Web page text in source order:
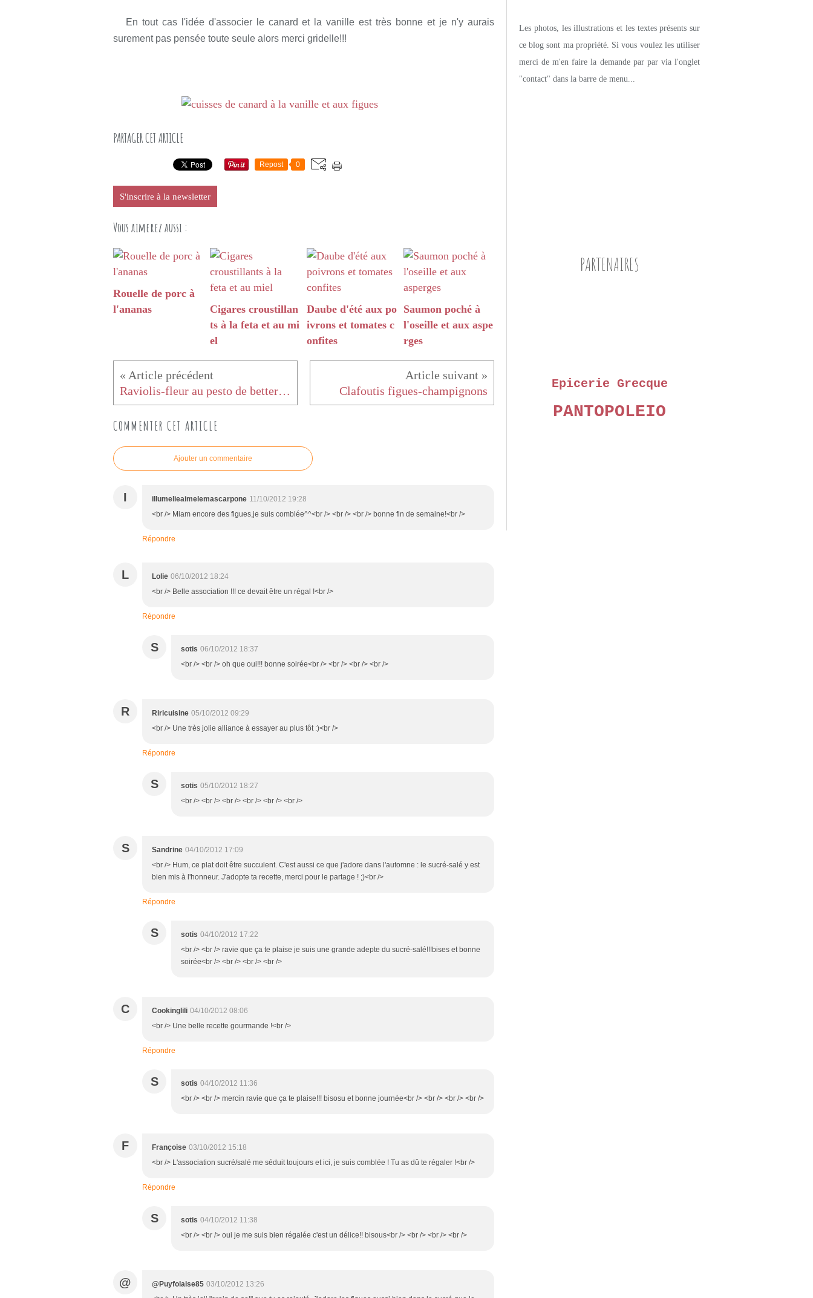
En tout cas l'idée d'associer le canard et la vanille est très bonne et je n'y aurais
surement pas pensée toute seule alors merci gridelle!!!
PARTAGER CET ARTICLE
Repost 0
S'inscrire à la newsletter
Vous aimerez aussi :
Rouelle de porc à
l'ananas
Cigares croustillan
ts à la feta et au mi
el
Daube d'été aux po
ivrons et tomates c
onfites
Saumon poché à
l'oseille et aux aspe
rges
Raviolis-fleur au pesto de betterave Clafoutis figues-champignons
COMMENTER CET ARTICLE
Ajouter un commentaire
I illumelieaimelemascarpone 11/10/2012 19:28
<br /> Miam encore des figues,je suis comblée^^<br /> <br /> <br /> bonne fin de semaine!<br />
Répondre
L Lolie 06/10/2012 18:24
<br /> Belle association !!! ce devait être un régal !<br />
Répondre
S sotis 06/10/2012 18:37
<br /> <br /> oh que oui!!! bonne soirée<br /> <br /> <br /> <br />
R Riricuisine 05/10/2012 09:29
<br /> Une très jolie alliance à essayer au plus tôt :)<br />
Répondre
S sotis 05/10/2012 18:27
<br /> <br /> <br /> <br /> <br /> <br />
S Sandrine 04/10/2012 17:09
<br /> Hum, ce plat doit être succulent. C'est aussi ce que j'adore dans l'automne : le sucré-salé y est
bien mis à l'honneur. J'adopte ta recette, merci pour le partage ! ;)<br />
Répondre
S sotis 04/10/2012 17:22
<br /> <br /> ravie que ça te plaise je suis une grande adepte du sucré-salé!!!bises et bonne
soirée<br /> <br /> <br /> <br />
C Cookinglili 04/10/2012 08:06
<br /> Une belle recette gourmande !<br />
Répondre
S sotis 04/10/2012 11:36
<br /> <br /> mercin ravie que ça te plaise!!! bisosu et bonne journée<br /> <br /> <br /> <br />
F Françoise 03/10/2012 15:18
<br /> L'association sucré/salé me séduit toujours et ici, je suis comblée ! Tu as dû te régaler !<br />
Répondre
S sotis 04/10/2012 11:38
<br /> <br /> oui je me suis bien régalée c'est un délice!! bisous<br /> <br /> <br /> <br />
@ @Puyfolaise85 03/10/2012 13:26
Les photos, les illustrations et les textes présents sur
ce blog sont ma propriété. Si vous voulez les utiliser
merci de m'en faire la demande par par via l'onglet
"contact" dans la barre de menu...
PARTENAIRES
Epicerie Grecque
PANTOPOLEIO